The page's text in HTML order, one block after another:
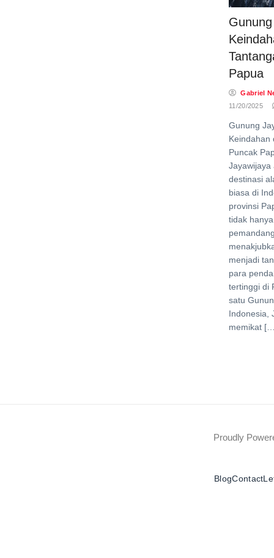
Papua
Gabriel
11/20/2025
Gunung
Keindahan
Puncak
Jayawijaya
destinasi
biasa di
provinsi
tidak
menjadi
para
tertinggi di
satu
Indonesia,
memikat
Proudly
BlogContact